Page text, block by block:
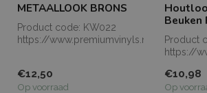
METAALLOOK BRONS
Product code: KW022
https://www.premiumvinyls.nl/
€12,50
Op voorraad
Product
https://
€10,98
Op